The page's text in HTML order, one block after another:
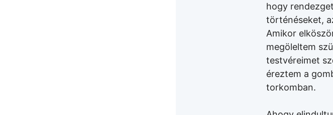
hogy
történéseket,
Amikor
megöleltem
testvéreimet
éreztem a
torkomban.